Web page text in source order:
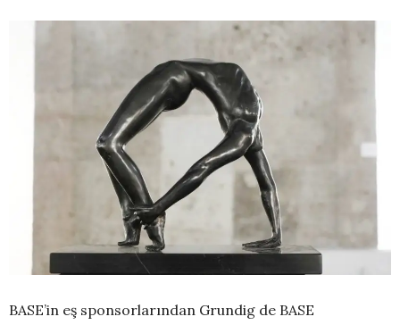
BASE’in eş sponsorlarından Grundig de BASE